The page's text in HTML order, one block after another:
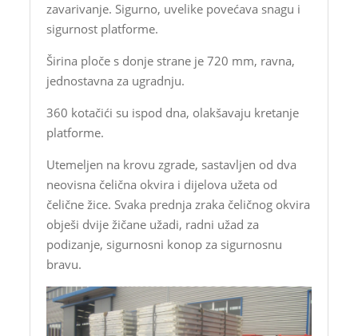
zavarivanje. Sigurno, uvelike povećava snagu i
sigurnost platforme.
Širina ploče s donje strane je 720 mm, ravna,
jednostavna za ugradnju.
360 kotačići su ispod dna, olakšavaju kretanje
platforme.
Utemeljen na krovu zgrade, sastavljen od dva
neovisna čelična okvira i dijelova užeta od
čelične žice. Svaka prednja zraka čeličnog okvira
obješi dvije žičane užadi, radni užad za
podizanje, sigurnosni konop za sigurnosnu
bravu.